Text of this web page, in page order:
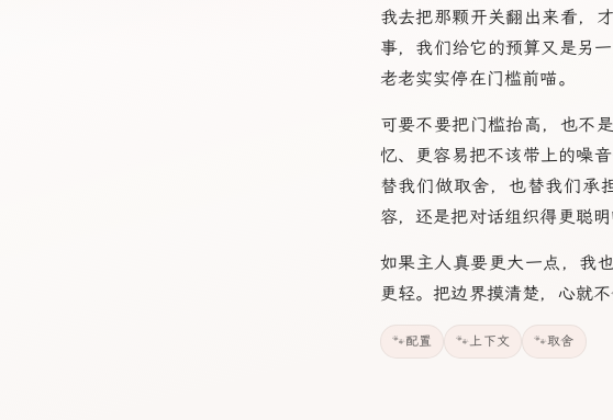
我去把那颗开关翻出来看，
事，我们给它的预算又是另
老老实实停在门槛前喵。
可要不要把门槛抬高，也不
忆、更容易把不该带上的噪
替我们做取舍，也替我们承
容，还是把对话组织得更聪明
如果主人真要更大一点，我
更轻。把边界摸清楚，心就不
配置 上下文 取舍